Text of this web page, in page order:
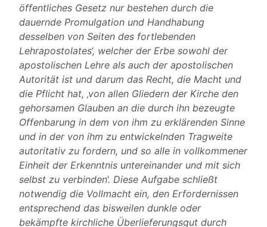
öffentliches Gesetz nur bestehen durch die
dauernde Promulgation und Handhabung
desselben von Seiten des fortlebenden
Lehrapostolates‘, welcher der Erbe sowohl der
apostolischen Lehre als auch der apostolischen
Autorität ist und darum das Recht, die Macht und
die Pflicht hat, ‚von allen Gliedern der Kirche den
gehorsamen Glauben an die durch ihn bezeugte
Offenbarung in dem von ihm zu erklärenden Sinne
und in der von ihm zu entwickelnden Tragweite
autoritativ zu fordern, und so alle in vollkommener
Einheit der Erkenntnis untereinander und mit sich
selbst zu verbinden‘. Diese Aufgabe schließt
notwendig die Vollmacht ein, den Erfordernissen
entsprechend das bisweilen dunkle oder
bekämpfte kirchliche Überlieferungsgut durch